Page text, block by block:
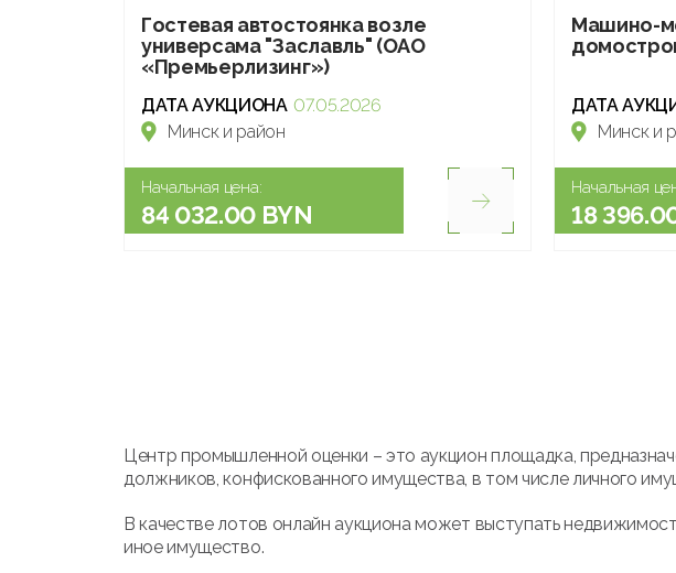
Гостевая автостоянка возле
универсама "Заславль" (ОАО
«Премьерлизинг»)
ДАТА АУКЦИОНА 07.05.2026
Минск и район
Начальная цена:
84 032.00 BYN
Машино-
ДАТА
Минск и
Начальная
18
Центр промышленной оценки – это аукцион площадка,
должников, конфискованного имущества, в том числе личного
В качестве лотов онлайн аукциона может выступать
иное имущество.